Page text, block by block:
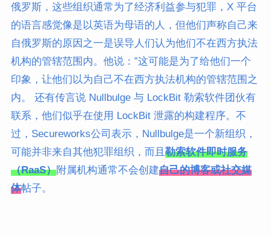
俄罗斯，这些组织通常为了经济利益参与犯罪，X 平台
的语言感觉像是以英语为母语的人，但他们声称自己来
自俄罗斯的原因之一是误导人们认为他们不在西方执法
机构的管辖范围内。他说：”这可能是为了给他们一个
印象，让他们以为自己不在西方执法机构的管辖范围之
内。 还有传言说 Nullbulge 与 LockBit 勒索软件团伙有
联系，他们似乎在使用 LockBit 泄露的构建程序。不
过，Secureworks公司表示，Nullbulge是一个新组织，
可能并非来自其他犯罪组织，而且 勒索软件即时服务
（RaaS）附属机构通常不会创建自己的博客或社交媒
体帖子。